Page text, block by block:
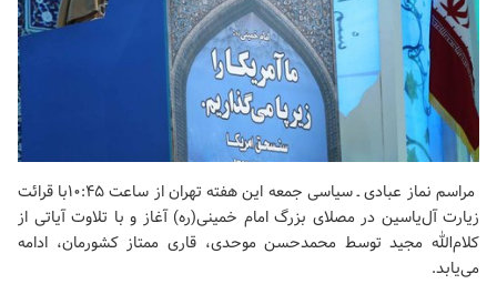
مراسم نماز عبادی ـ سیاسی جمعه این هفته تهران از ساعت ۱۰:۴۵با قرائت
زیارت آل‌یاسین در مصلای بزرگ امام خمینی(ره) آغاز و با تلاوت آیاتی از
کلام‌الله مجید توسط محمدحسن موحدی، قاری ممتاز کشورمان، ادامه
می‌یابد.